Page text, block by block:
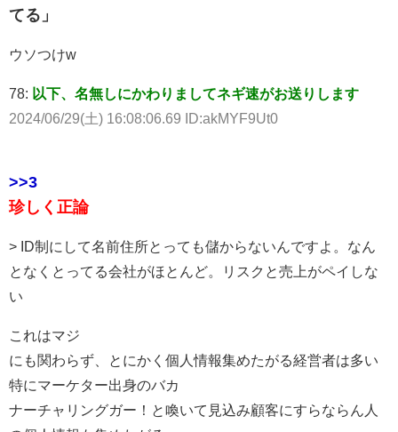
てる」
ウソつけw
78: 以下、名無しにかわりましてネギ速がお送りします
2024/06/29(土) 16:08:06.69 ID:akMYF9Ut0
>>3
珍しく正論
> ID制にして名前住所とっても儲からないんですよ。なん
となくとってる会社がほとんど。リスクと売上がペイしな
い
これはマジ
にも関わらず、とにかく個人情報集めたがる経営者は多い
特にマーケター出身のバカ
ナーチャリングガー！と喚いて見込み顧客にすらならん人